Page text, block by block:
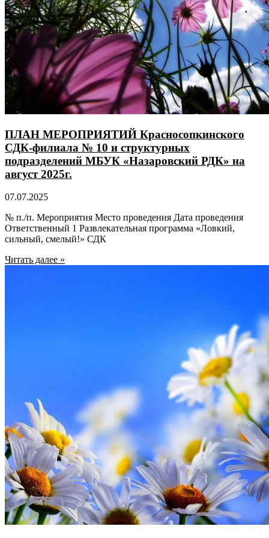
ПЛАН МЕРОПРИЯТИЙ Красносопкинского
СДК-филиала № 10 и структурных
подразделений МБУК «Назаровский РДК» на
август 2025г.
07.07.2025
№ п./п. Мероприятия Место проведения Дата проведения
Ответственный 1 Развлекательная программа «Ловкий,
сильный, смелый!» СДК
Читать далее »